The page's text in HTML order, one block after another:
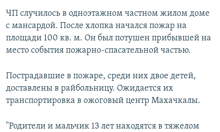
ЧП случилось в одноэтажном частном жилом доме
с мансардой. После хлопка начался пожар на
площади 100 кв. м. Он был потушен прибывшей на
место события пожарно-спасательной частью.
Пострадавшие в пожаре, среди них двое детей,
доставлены в райбольницу. Ожидается их
транспортировка в ожоговый центр Махачкалы.
"Родители и мальчик 13 лет находятся в тяжелом